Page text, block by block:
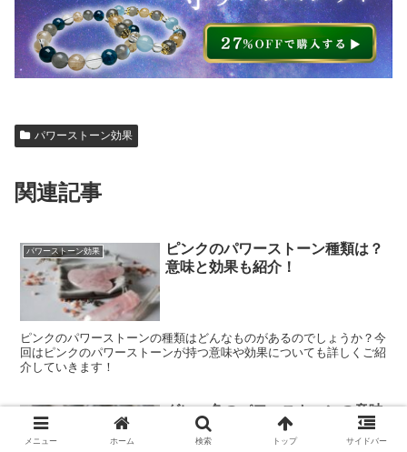
パワーストーン効果
関連記事
パワーストーン効果
ピンクのパワーストーン種類は？
意味と効果も紹介！
ピンクのパワーストーンの種類はどんなものがあるのでしょうか？今
回はピンクのパワーストーンが持つ意味や効果についても詳しくご紹
介していきます！
グレー色のパワーストーンの意味
は？石の種類と石言葉も紹介！
メニュー ホーム 検索 トップ サイドバー